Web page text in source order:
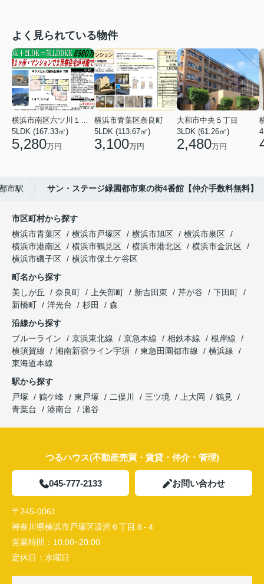
よく見られている物件
5LDK (167.33㎡)
5,280万円
横浜市青葉区奈良町
5LDK (113.67㎡)
3,100万円
大和市中央５丁目
3LDK (61.26㎡)
2,480万円
市駅 サン・ステージ緑園都市東の街4番館【仲介手数料無料】
市区町村から探す
横浜市青葉区
横浜市戸塚区 横浜市旭区
横浜市泉区
横浜市港南区
横浜市鶴見区 横浜市港北区
横浜市金沢区
横浜市磯子区
横浜市保土ケ谷区
町名から探す
美しが丘
奈良町 上矢部町 新吉田東 芹が谷
下田町
新橋町
洋光台 杉田
森
沿線から探す
ブルーライン
京浜東北線 京急本線 相鉄本線
根岸線
横須賀線
湘南新宿ライン宇須 東急田園都市線
横浜線
東海道本線
駅から探す
戸塚
鶴ケ峰 東戸塚 二俣川 三ツ境 上大岡
鶴見
青葉台
港南台 瀬谷
つるハウス(不動産売買・賃貸・仲介・管理)
045-777-2133 お問い合わせ
〒245-0061
神奈川県横浜市戸塚区汲沢６丁目８-４
営業時間： 10:00~20:00
定休日： 水曜日